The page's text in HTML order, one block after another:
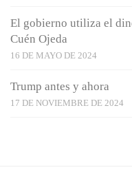
El gobierno utiliza el
Cuén Ojeda
16 DE MAYO DE 2024
Trump antes y ahora
17 DE NOVIEMBRE DE 2024